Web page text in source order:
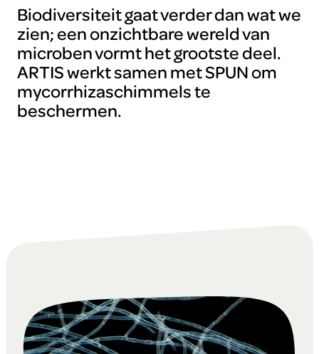
Biodiversiteit gaat verder dan wat we
zien; een onzichtbare wereld van
microben vormt het grootste deel.
ARTIS werkt samen met SPUN om
mycorrhizaschimmels te
beschermen.